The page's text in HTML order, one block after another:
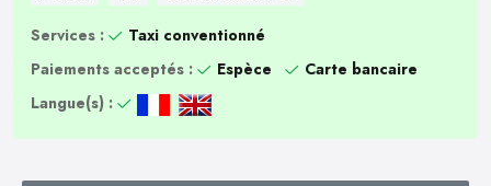
Services :
Taxi conventionné
Paiements acceptés :
Espèce
Carte bancaire
Langue(s) :